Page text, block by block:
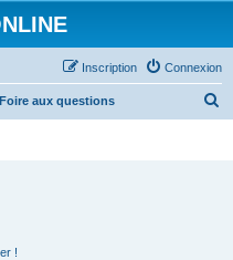
Connexion
Inscription
Foire aux questions
!